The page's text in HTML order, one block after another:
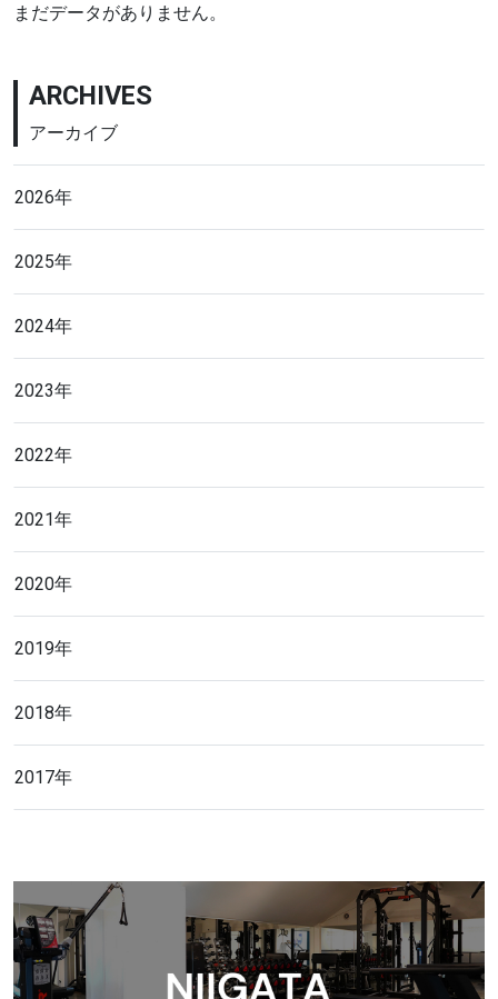
まだデータがありません。
ARCHIVES
アーカイブ
2026年
2025年
2024年
2023年
2022年
2021年
2020年
2019年
2018年
2017年